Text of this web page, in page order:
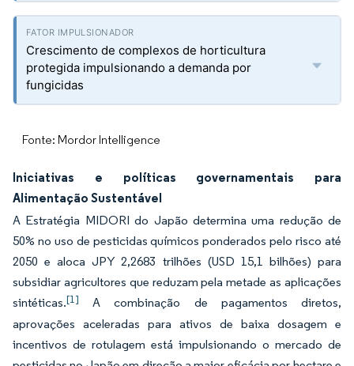
Crescimento de complexos de horticultura
protegida impulsionando a demanda por
fungicidas
Fonte: Mordor Intelligence
Iniciativas e políticas governamentais para
Alimentação Sustentável
A Estratégia MIDORI do Japão determina uma redução de
50% no uso de pesticidas químicos ponderados pelo risco até
2050 e aloca JPY 2,2683 trilhões (USD 15,1 bilhões) para
subsidiar agricultores que reduzam pela metade as aplicações
sintéticas.[1]
A combinação de pagamentos diretos,
aprovações aceleradas para ativos de baixa dosagem e
incentivos de rotulagem está impulsionando o mercado de